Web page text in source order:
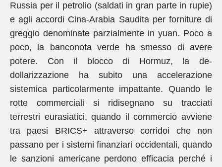
Russia per il petrolio (saldati in gran parte in rupie)
e agli accordi Cina-Arabia Saudita per forniture di
greggio denominate parzialmente in yuan. Poco a
poco, la banconota verde ha smesso di avere
potere. Con il blocco di Hormuz, la de-
dollarizzazione ha subito una accelerazione
sistemica particolarmente impattante. Quando le
rotte commerciali si ridisegnano su tracciati
terrestri eurasiatici, quando il commercio avviene
tra paesi BRICS+ attraverso corridoi che non
passano per i sistemi finanziari occidentali, quando
le sanzioni americane perdono efficacia perché i